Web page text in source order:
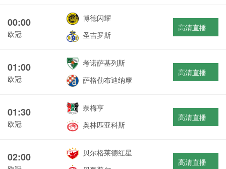
00:00
欧冠
博德闪耀
圣吉罗斯
高清直播
01:00
欧冠
考诺萨基列斯
萨格勒布迪纳摩
高清直播
01:30
欧冠
奈梅亨
奥林匹亚科斯
高清直播
02:00
贝尔格莱德红星
高清直播